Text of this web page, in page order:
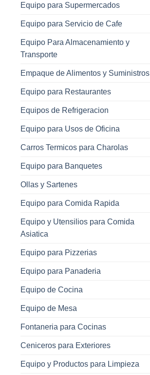
Equipo para Supermercados
Equipo para Servicio de Cafe
Equipo Para Almacenamiento y
Transporte
Empaque de Alimentos y Suministros
Equipo para Restaurantes
Equipos de Refrigeracion
Equipo para Usos de Oficina
Carros Termicos para Charolas
Equipo para Banquetes
Ollas y Sartenes
Equipo para Comida Rapida
Equipo y Utensilios para Comida
Asiatica
Equipo para Pizzerias
Equipo para Panaderia
Equipo de Cocina
Equipo de Mesa
Fontaneria para Cocinas
Ceniceros para Exteriores
Equipo y Productos para Limpieza